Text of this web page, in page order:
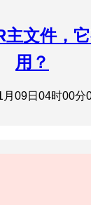
主文件，
用？
月09日04时00分